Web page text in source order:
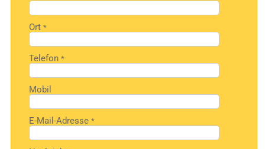
Ort*
Telefon*
Mobil
E-Mail-Adresse*